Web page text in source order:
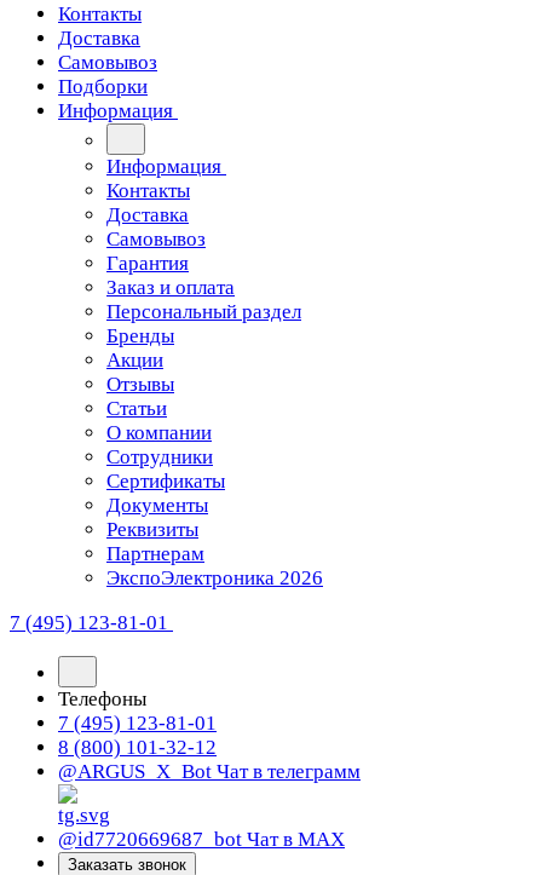
Контакты
Доставка
Самовывоз
Подборки
Информация
Информация
Контакты
Доставка
Самовывоз
Гарантия
Заказ и оплата
Персональный раздел
Бренды
Акции
Отзывы
Статьи
О компании
Сотрудники
Сертификаты
Документы
Реквизиты
Партнерам
ЭкспоЭлектроника 2026
7 (495) 123-81-01
Телефоны
7 (495) 123-81-01
8 (800) 101-32-12
@ARGUS_X_Bot Чат в телеграмм
@id7720669687_bot Чат в МАХ
Заказать звонок